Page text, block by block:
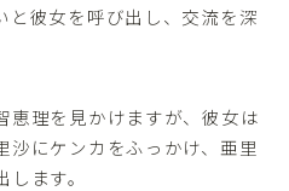
と彼女を呼び出し、交流を深
恵理を見かけますが、彼女は
沙にケンカをふっかけ、亜里
ます。